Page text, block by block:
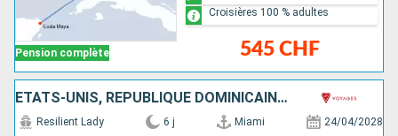
Pension complète 545 CHF
Croisières 100 % adultes
ÉTATS-UNIS, RÉPUBLIQUE DOMINICAINE, BAHAMAS
Resilient Lady 6 j Miami 24/04/2028